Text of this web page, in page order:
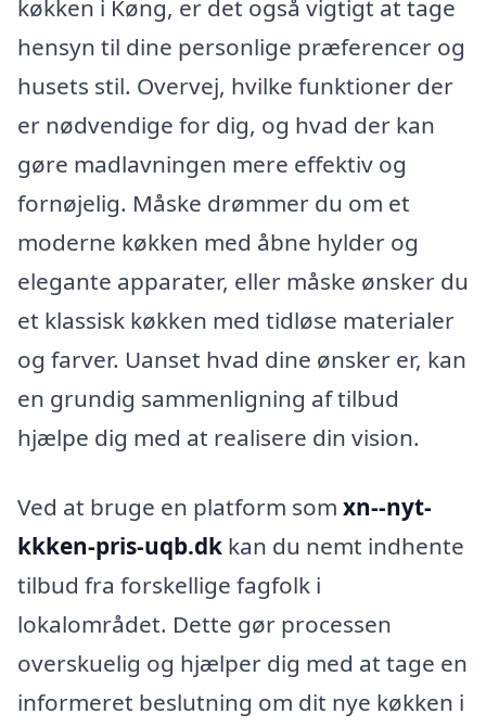
køkken i Køng, er det også vigtigt at tage
hensyn til dine personlige præferencer og
husets stil. Overvej, hvilke funktioner der
er nødvendige for dig, og hvad der kan
gøre madlavningen mere effektiv og
fornøjelig. Måske drømmer du om et
moderne køkken med åbne hylder og
elegante apparater, eller måske ønsker du
et klassisk køkken med tidløse materialer
og farver. Uanset hvad dine ønsker er, kan
en grundig sammenligning af tilbud
hjælpe dig med at realisere din vision.
Ved at bruge en platform som xn--nyt-
kkken-pris-uqb.dk kan du nemt indhente
tilbud fra forskellige fagfolk i
lokalområdet. Dette gør processen
overskuelig og hjælper dig med at tage en
informeret beslutning om dit nye køkken i